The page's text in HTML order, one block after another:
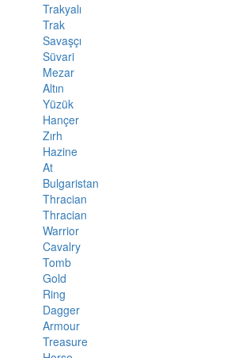
Trakyalı
Trak
Savaşçı
Süvari
Mezar
Altın
Yüzük
Hançer
Zırh
Hazine
At
Bulgaristan
Thracian
Thracian
Warrior
Cavalry
Tomb
Gold
Ring
Dagger
Armour
Treasure